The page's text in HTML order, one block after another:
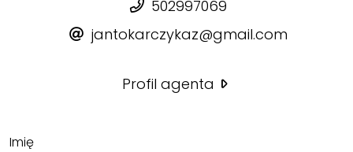
502997069
jantokarczykaz@gmail.com
Profil agenta
Imię